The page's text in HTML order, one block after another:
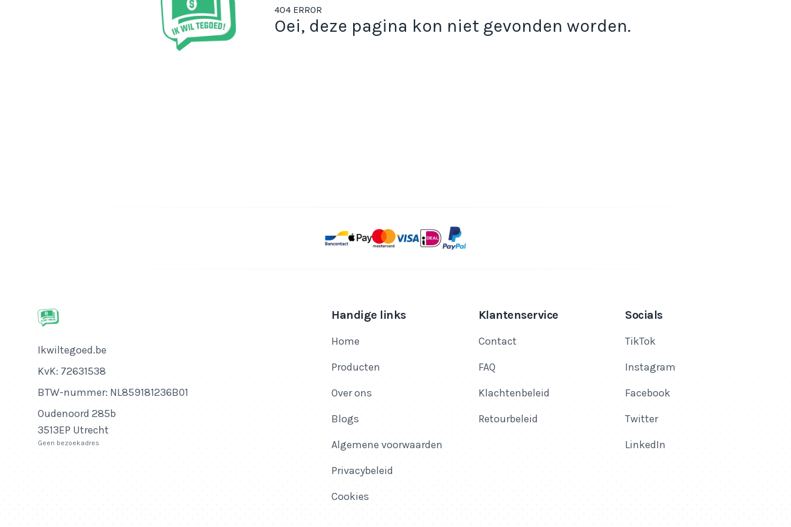
404 ERROR
Oei, deze pagina kon niet gevonden worden.
Bedrijfsnaam
Ikwiltegoed.be
KvK-nummer
KvK: 72631538
Btw-nummer
BTW-nummer: NL859181236B01
Adres
Oudenoord 285b
3513EP Utrecht
Geen bezoekadres
Handige links
Home
Producten
Over ons
Blogs
Algemene voorwaarden
Privacybeleid
Cookies
Klantenservice
Contact
FAQ
Klachtenbeleid
Retourbeleid
Socials
TikTok
Instagram
Facebook
Twitter
LinkedIn